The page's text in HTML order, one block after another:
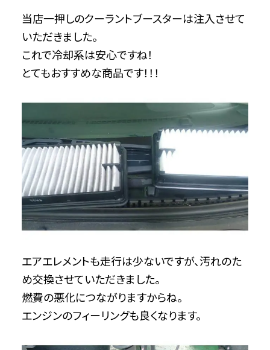
当店一押しのクーラントブースターは注入させて
いただきました。
これで冷却系は安心ですね！
とてもおすすめな商品です！！！
エアエレメントも走行は少ないですが、汚れのた
め交換させていただきました。
燃費の悪化につながりますからね。
エンジンのフィーリングも良くなります。